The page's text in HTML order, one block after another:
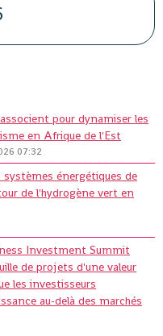
pour dynamiser les
en Afrique de l'Est
07:32
énergétiques de
de l'hydrogène vert en
Investment Summit
de projets d'une valeur
les investisseurs
au-delà des marchés